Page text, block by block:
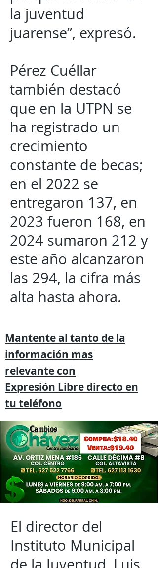
la juventud
juarense”, expresó.
Pérez Cuéllar
también destacó
que en la UTPN se
ha registrado un
crecimiento
constante de becas;
en el 2022 se
entregaron 137, en
2023 fueron 168, en
2024 sumaron 212 y
este año alcanzaron
las 294, la cifra más
alta hasta ahora.
Mantente al tanto de la
información mas
relevante con
Expresión Libre directo en
tu teléfono
El director del
Instituto Municipal
de la Juventud, Luis